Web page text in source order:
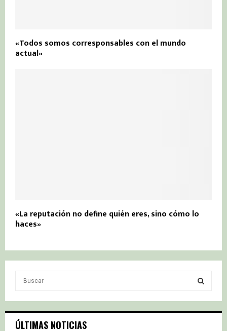
«Todos somos corresponsables con el mundo
actual»
«La reputación no define quién eres, sino cómo lo
haces»
c
h
S
ÚLTIMAS NOTICIAS